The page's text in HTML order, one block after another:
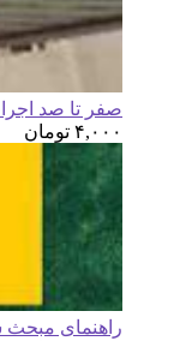
صفر تا صد
۴,۰۰۰ تومان
راهنمای